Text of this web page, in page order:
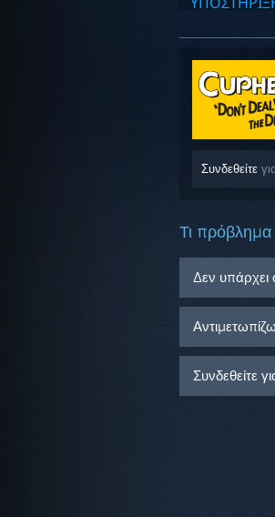
Συνδεθείτε
Τι πρόβλημα
Δεν υπάρχει
Συνδεθείτε